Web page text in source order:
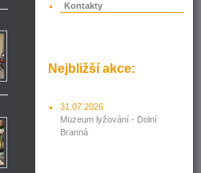
Kontakty
Nejbližší akce:
31.07.2026
Muzeum lyžování - Dolní
Branná